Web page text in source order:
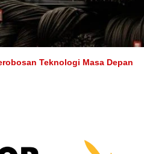
Teknologi Masa Depan